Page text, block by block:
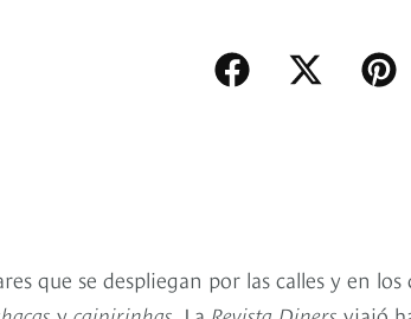
que se despliegan por las calles y en los